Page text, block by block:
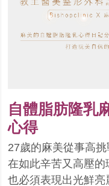
自體脂肪隆乳
心得
27歲的麻美從事高
在如此辛苦又高壓
也必須表現出光鮮亮